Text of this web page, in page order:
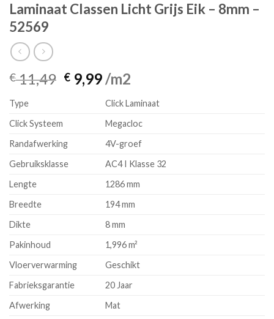
Laminaat Classen Licht Grijs Eik – 8mm –
52569
€11,49 Oorspronkelijke
prijs
€ 11,49.
€ 9,99Huidige
is:
€ 9,99.
/m2
Type
Click Laminaat
Click Systeem
Megacloc
Randafwerking
4V-groef
Gebruiksklasse
AC4 I Klasse 32
Lengte
1286 mm
Breedte
194 mm
Dikte
8 mm
Pakinhoud
1,996 m²
Vloerverwarming
Geschikt
Fabrieksgarantie
20 Jaar
Afwerking
Mat